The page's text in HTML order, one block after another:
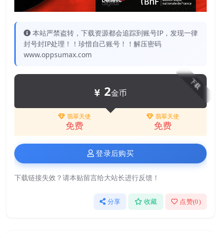
本站严禁盗转，下载资源都会追踪到账号IP，发现一律
封号封IP处理！！珍惜自己账号！！解压密码
www.oppsumax.com
下载
2金币
翡翠天使
免费
翡翠天使
免费
登录后购买
下载链接失效？请本贴留言给大站长进行反馈！
分享 收藏 点赞(0)